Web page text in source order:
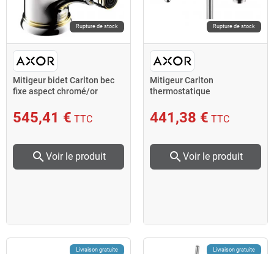
Rupture de stock
Mitigeur bidet Carlton bec
fixe aspect chromé/or
545,41 € TTC
search Voir le produit
Rupture de stock
Mitigeur Carlton
thermostatique
AXOR
441,38 € TTC
search Voir le produit
Livraison gratuite Livraison gratuite